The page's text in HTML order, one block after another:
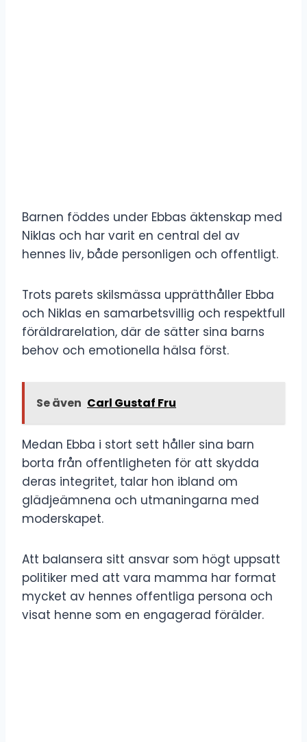
Barnen föddes under Ebbas äktenskap med
Niklas och har varit en central del av
hennes liv, både personligen och offentligt.
Trots parets skilsmässa upprätthåller Ebba
och Niklas en samarbetsvillig och respektfull
föräldrarelation, där de sätter sina barns
behov och emotionella hälsa först.
Se även Carl Gustaf Fru
Medan Ebba i stort sett håller sina barn
borta från offentligheten för att skydda
deras integritet, talar hon ibland om
glädjeämnena och utmaningarna med
moderskapet.
Att balansera sitt ansvar som högt uppsatt
politiker med att vara mamma har format
mycket av hennes offentliga persona och
visat henne som en engagerad förälder.